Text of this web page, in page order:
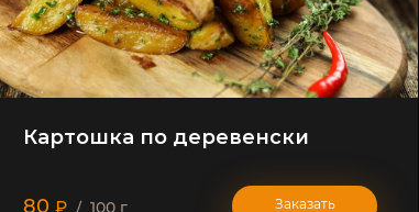
Картошка по деревенски
80 ₽ / 100 г Заказать